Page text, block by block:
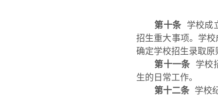
第十条 学校成
招生重大事项。学
确定学校招生录取
第十一条 学校
生的日常工作。
第十二条 学校